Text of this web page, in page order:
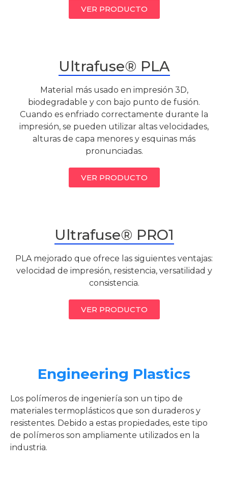
VER PRODUCTO
Ultrafuse® PLA
Material más usado en impresión 3D,
biodegradable y con bajo punto de fusión.
Cuando es enfriado correctamente durante la
impresión, se pueden utilizar altas velocidades,
alturas de capa menores y esquinas más
pronunciadas.
VER PRODUCTO
Ultrafuse® PRO1
PLA mejorado que ofrece las siguientes ventajas:
velocidad de impresión, resistencia, versatilidad y
consistencia.
VER PRODUCTO
Engineering Plastics
Los polímeros de ingeniería son un tipo de
materiales termoplásticos que son duraderos y
resistentes. Debido a estas propiedades, este tipo
de polímeros son ampliamente utilizados en la
industria.